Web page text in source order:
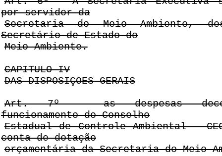
por servidor da
Secretaria do Meio Ambiente,
Secretário de Estado do
Meio Ambiente.
CAPITULO IV
DAS DISPOSIÇOES GERAIS
Art. 7º - as despesas
funcionamento do Conselho
Estadual de Controle Ambiental -
conta de dotação
orçamentária da Secretaria do Meio